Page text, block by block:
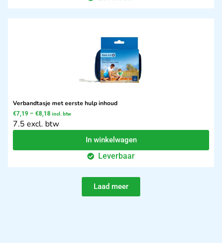
Verbandtasje met eerste hulp inhoud
€7,19 – €8,18 incl. btw
7.5 excl. btw
In winkelwagen
Leverbaar
Laad meer